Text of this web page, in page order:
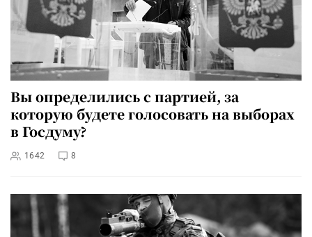
Вы определились с партией, за
которую будете голосовать на выборах
в Госдуму?
1642 8